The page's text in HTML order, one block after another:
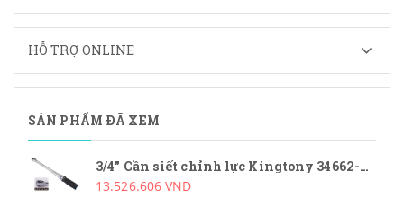
HỖ TRỢ ONLINE
SẢN PHẨM ĐÃ XEM
3/4" Cần siết chỉnh lực Kingtony 34662-2GG
13.526.606 VND